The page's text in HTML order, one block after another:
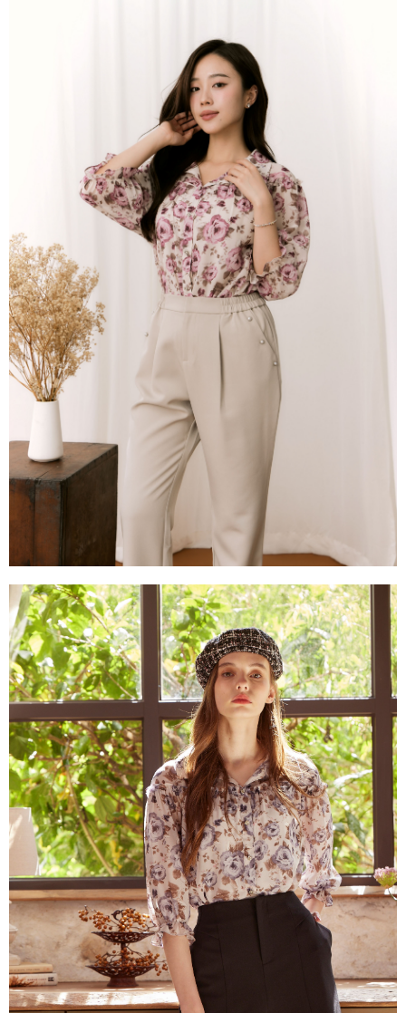
每筆NT$80，滿NT$2,000(含以上)免運費
每筆NT$80，滿NT$2,000(含以上)免運費
每筆NT$80，滿NT$2,000(含以上)免運費
每筆NT$100，滿NT$2,000(含以上)免運費